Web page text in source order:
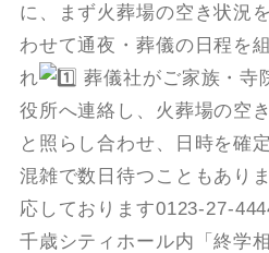
に、まず火葬場の空き状況
わせて通夜・葬儀の日程を
れ
葬儀社がご家族・寺
役所へ連絡し、火葬場の空
と照らし合わせ、日時を確
混雑で数日待つこともあり
応しております0123-27-
千歳シティホール内「終学